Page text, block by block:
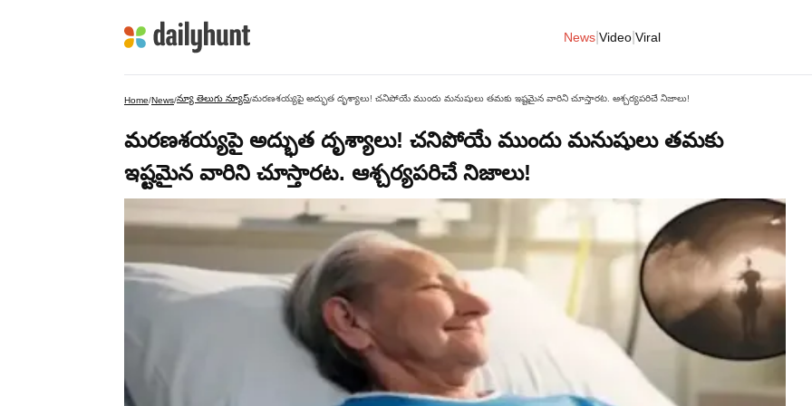
News Video Viral
Home/News/న్యూ తెలుగు న్యూస్/మరణశయ్యపై అద్భుత దృశ్యాలు! చనిపోయే ముందు మనుషులు తమకు ఇష్టమైన వారిని చూస్తారట. ఆశ్చర్యపరిచే నిజాలు!
మరణశయ్యపై అద్భుత దృశ్యాలు! చనిపోయే ముందు మనుషులు తమకు
ఇష్టమైన వారిని చూస్తారట. ఆశ్చర్యపరిచే నిజాలు!